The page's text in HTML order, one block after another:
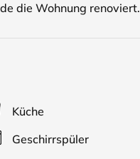
die Wohnung renoviert.
Küche
Geschirrspüler